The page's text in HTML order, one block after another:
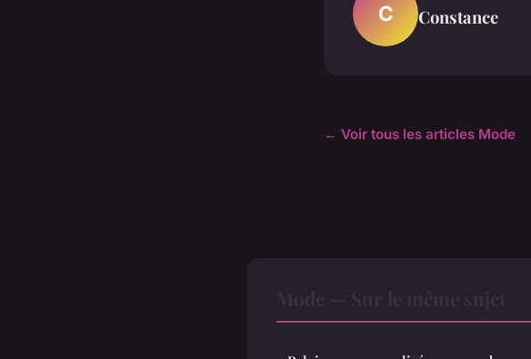
C Constance
← Voir tous les articles Mode